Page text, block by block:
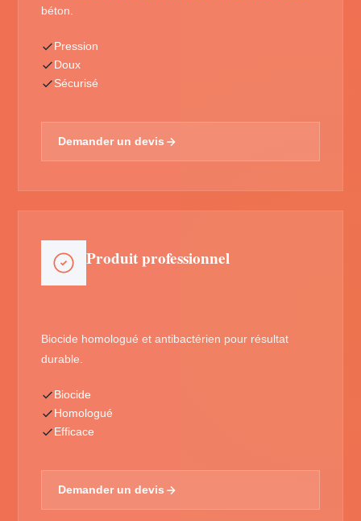
béton.
Pression
Doux
Sécurisé
Demander un devis
Produit professionnel
Biocide homologué et antibactérien pour résultat
durable.
Biocide
Homologué
Efficace
Demander un devis